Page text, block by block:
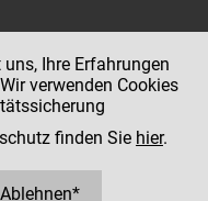
Ihre Erfahrungen
verwenden Cookies
finden Sie hier.
Ablehnen*